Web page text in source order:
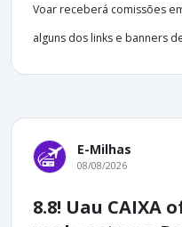
Voar receberá comissões
alguns dos links e banners
E-Milhas
08/08/2026
8.8! Uau CAIXA